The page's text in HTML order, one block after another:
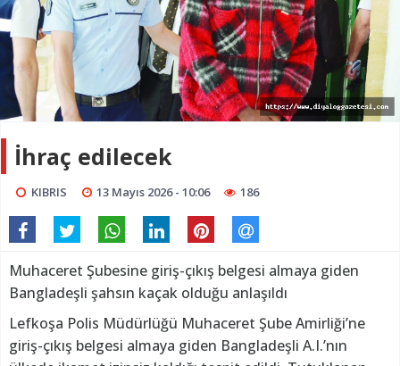
İhraç edilecek
KIBRIS 13 Mayıs 2026 - 10:06 186
Muhaceret Şubesine giriş-çıkış belgesi almaya giden
Bangladeşli şahsın kaçak olduğu anlaşıldı
Lefkoşa Polis Müdürlüğü Muhaceret Şube Amirliği’ne
giriş-çıkış belgesi almaya giden Bangladeşli A.I.’nın